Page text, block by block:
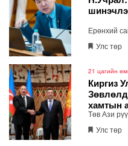
Ерөнхий
"ДЦС-3"
ажлыг
Улс төр
21 цагийн
Киргиз
Зөвлөлд
хамтын
Төв Ази
нэмэгдэж,
Улс төр